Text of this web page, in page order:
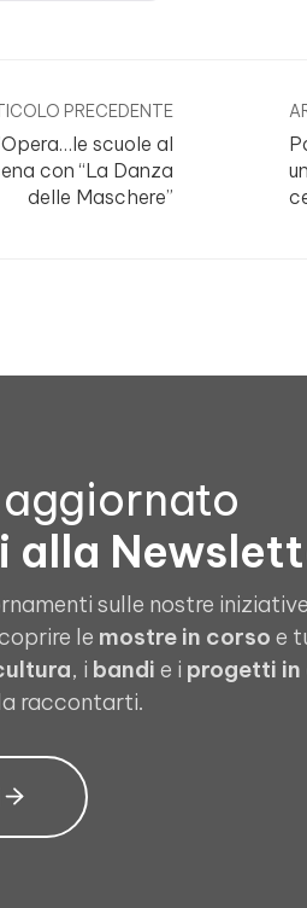
PRECEDENTE
scuole al
con “La Danza
delle Maschere”
alla
sulle nostre iniziative
le mostre in corso e
, i bandi e i progetti in
raccontarti.